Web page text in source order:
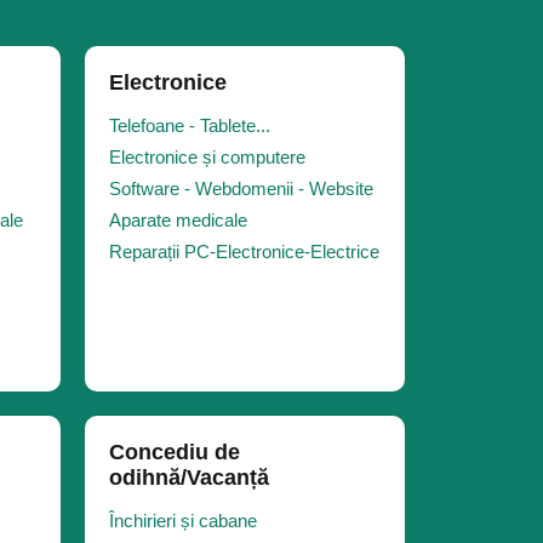
Electronice
Telefoane - Tablete...
Electronice și computere
Software - Webdomenii - Website
Aparate medicale
Reparații PC-Electronice-Electrice
Concediu de
odihnă/Vacanță
Închirieri și cabane